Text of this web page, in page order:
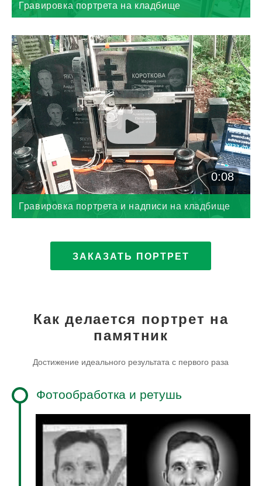
Гравировка портрета на кладбище
0:08
Гравировка портрета и надписи на кладбище
ЗАКАЗАТЬ ПОРТРЕТ
Как делается портрет на
памятник
Достижение идеального результата с первого раза
Фотообработка и ретушь